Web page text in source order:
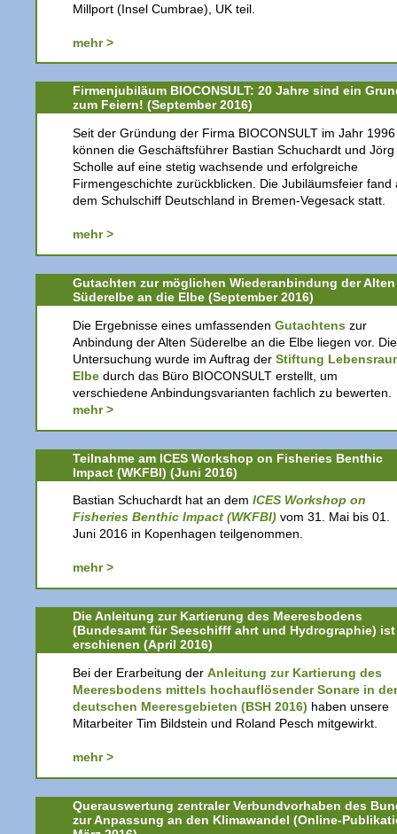
Millport (Insel Cumbrae), UK teil.
mehr >
Firmenjubiläum BIOCONSULT: 20 Jahre sind ein
zum Feiern! (September 2016)
Seit der Gründung der Firma BIOCONSULT im Jahr 1996
können die Geschäftsführer Bastian Schuchardt und Jörg
Scholle auf eine stetig wachsende und erfolgreiche
Firmengeschichte zurückblicken. Die Jubiläumsfeier fand
dem Schulschiff Deutschland in Bremen-Vegesack statt.
mehr >
Gutachten zur möglichen Wiederanbindung der Alten
Süderelbe an die Elbe (September 2016)
Die Ergebnisse eines umfassenden Gutachtens zur
Anbindung der Alten Süderelbe an die Elbe liegen vor. Die
Untersuchung wurde im Auftrag der Stiftung
Elbe durch das Büro BIOCONSULT erstellt, um
verschiedene Anbindungsvarianten fachlich zu bewerten.
mehr >
Teilnahme am ICES Workshop on Fisheries Benthic
Impact (WKFBI) (Juni 2016)
Bastian Schuchardt hat an dem ICES Workshop on
Fisheries Benthic Impact (WKFBI) vom 31. Mai bis 01.
Juni 2016 in Kopenhagen teilgenommen.
mehr >
Die Anleitung zur Kartierung des Meeresbodens
(Bundesamt für Seeschifff ahrt und Hydrographie) ist
erschienen (April 2016)
Bei der Erarbeitung der Anleitung zur Kartierung des
Meeresbodens mittels hochauflösender Sonare in
deutschen Meeresgebieten (BSH 2016) haben unsere
Mitarbeiter Tim Bildstein und Roland Pesch mitgewirkt.
mehr >
Querauswertung zentraler Verbundvorhaben des
zur Anpassung an den Klimawandel (Online-